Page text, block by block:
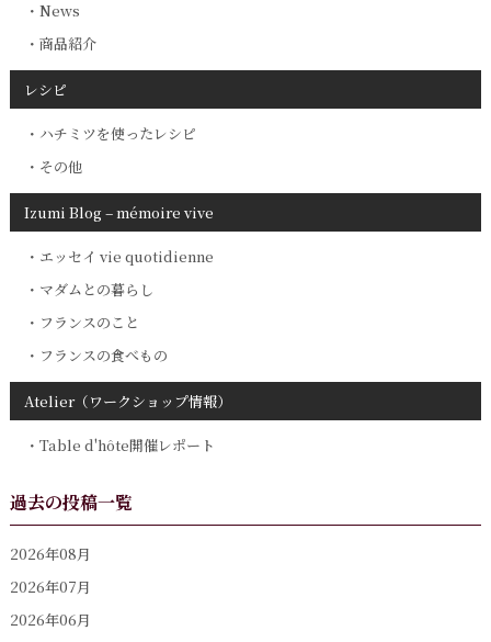
News
商品紹介
レシピ
ハチミツを使ったレシピ
その他
Izumi Blog – mémoire vive
エッセイ vie quotidienne
マダムとの暮らし
フランスのこと
フランスの食べもの
Atelier（ワークショップ情報）
Table d'hôte開催レポート
過去の投稿一覧
2026年08月
2026年07月
2026年06月